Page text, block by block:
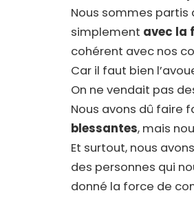
Nous sommes partis
simplement avec la
cohérent avec nos
Car il faut bien
On ne vendait pas
Nous avons dû faire
blessantes, mais
Et surtout, nous
des personnes qui
donné la force de